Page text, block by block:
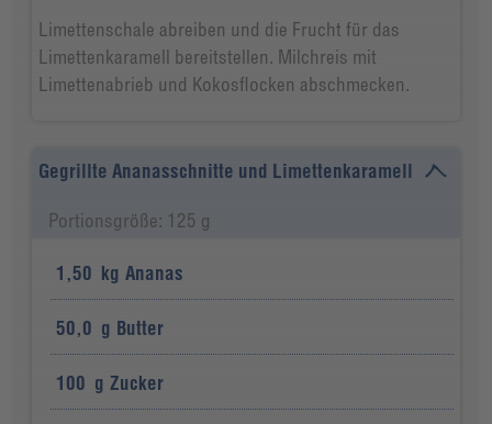
Limettenschale abreiben und die Frucht für das
Limettenkaramell bereitstellen. Milchreis mit
Limettenabrieb und Kokosflocken abschmecken.
Gegrillte Ananasschnitte und Limettenkaramell
Portionsgröße: 125 g
1,50 kg Ananas
50,0 g Butter
100 g Zucker